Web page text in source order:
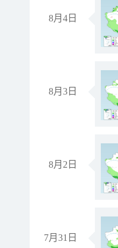
8月4日
8月3日
8月2日
7月31日